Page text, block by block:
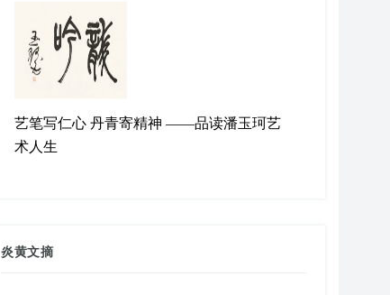
艺笔写仁心 丹青寄精神 ——品读潘玉珂艺
术人生
炎黄文摘